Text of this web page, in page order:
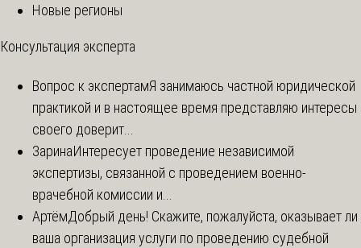
Новые регионы
Консультация эксперта
Вопрос к экспертамЯ занимаюсь частной юридической
практикой и в настоящее время представляю интересы
своего доверит...
ЗаринаИнтересует проведение независимой
экспертизы, связанной с проведением военно-
врачебной комиссии и...
АртёмДобрый день! Скажите, пожалуйста, оказывает ли
ваша организация услуги по проведению судебной